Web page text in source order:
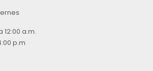
12:00 a.m.
p.m